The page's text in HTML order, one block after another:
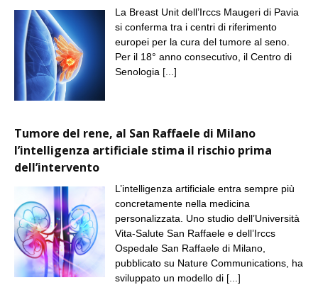
La Breast Unit dell’Irccs Maugeri di Pavia
si conferma tra i centri di riferimento
europei per la cura del tumore al seno.
Per il 18° anno consecutivo, il Centro di
Senologia [...]
Tumore del rene, al San Raffaele di Milano
l’intelligenza artificiale stima il rischio prima
dell’intervento
L’intelligenza artificiale entra sempre più
concretamente nella medicina
personalizzata. Uno studio dell’Università
Vita-Salute San Raffaele e dell’Irccs
Ospedale San Raffaele di Milano,
pubblicato su Nature Communications, ha
sviluppato un modello di [...]